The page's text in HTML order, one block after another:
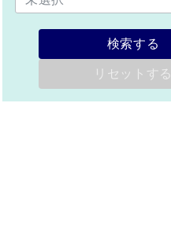
検索する
リセットする